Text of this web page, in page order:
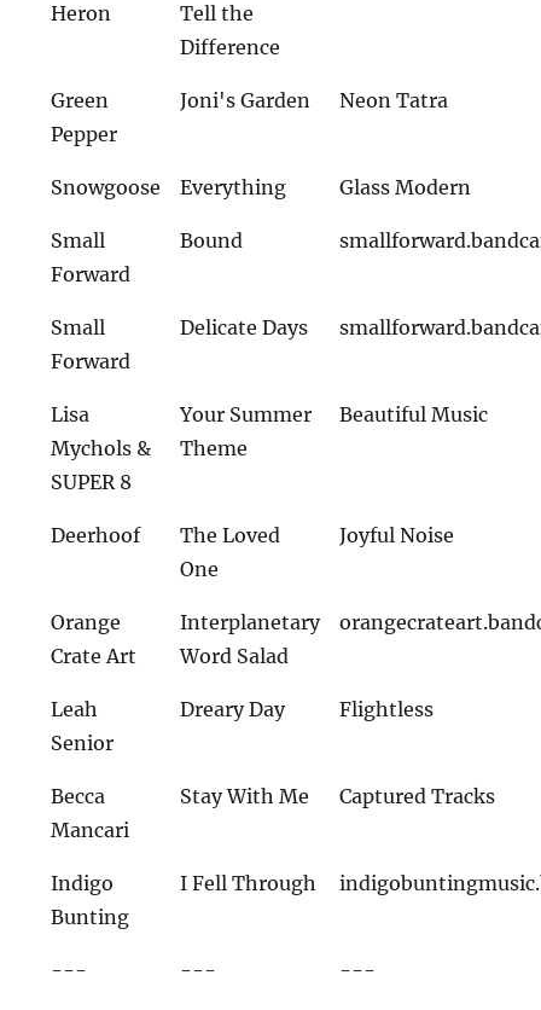
Heron
Tell the
Difference
Green
Pepper
Joni's Garden Neon Tatra
Snowgoose Everything Glass Modern
Small
Forward
Bound
Small
Forward
Delicate Days
Lisa
Mychols &
SUPER 8
Your Summer
Theme
Beautiful Music
Deerhoof
The Loved
One
Joyful Noise
Orange
Crate Art
Interplanetary
Word Salad
Leah
Senior
Dreary Day Flightless
Becca
Mancari
Stay With Me Captured Tracks
Indigo
Bunting
I Fell Through
--- --- ---